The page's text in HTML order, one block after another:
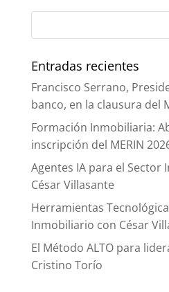
Entradas recientes
Francisco Serrano,
banco, en la clausura del
Formación Inmobiliaria:
inscripción del MERIN
Agentes IA para el Sector
César Villasante
Herramientas
Inmobiliario con César
El Método ALTO para
Cristino Torío